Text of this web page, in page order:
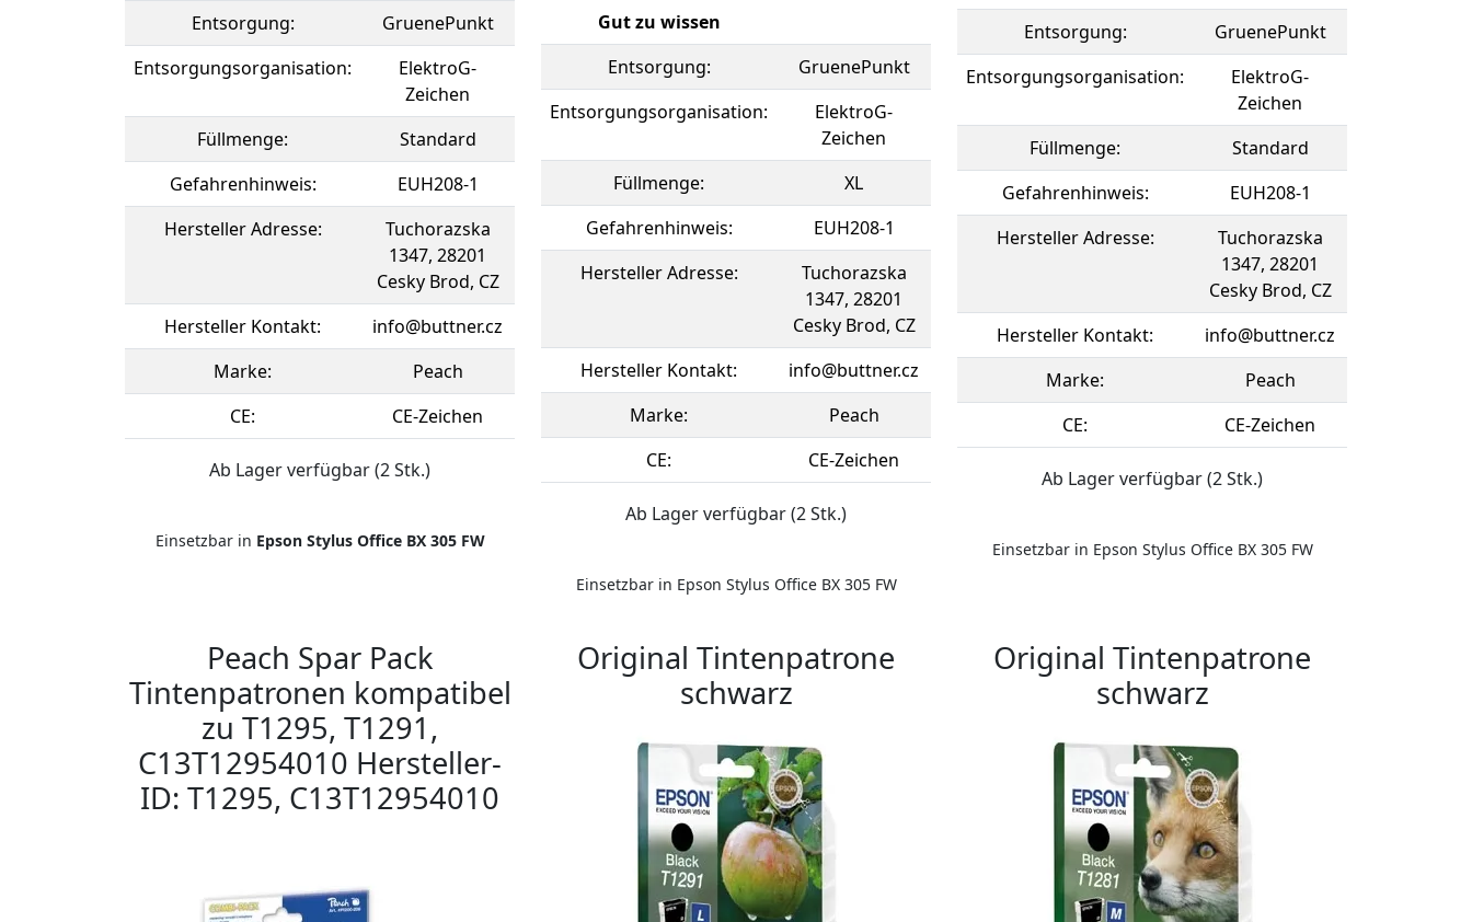
Entsorgung:
GruenePunkt
Entsorgungsorganisation:
ElektroG-
Zeichen
Füllmenge:
Standard
Gefahrenhinweis:
EUH208-1
Hersteller Adresse:
Tuchorazska
1347, 28201
Cesky Brod, CZ
Hersteller Kontakt:
info@buttner.cz
Marke:
Peach
CE:
CE-Zeichen
Ab Lager verfügbar (2 Stk.)
Einsetzbar in Epson Stylus Office BX 305 FW
Gut zu wissen
Entsorgung:
GruenePunkt
Entsorgungsorganisation:
ElektroG-
Zeichen
Füllmenge:
XL
Gefahrenhinweis:
EUH208-1
Hersteller Adresse:
Tuchorazska
1347, 28201
Cesky Brod, CZ
Hersteller Kontakt:
info@buttner.cz
Marke:
Peach
CE:
CE-Zeichen
Ab Lager verfügbar (2 Stk.)
Einsetzbar in Epson Stylus Office BX 305 FW
Entsorgung:
GruenePunkt
Entsorgungsorganisation:
ElektroG-
Zeichen
Füllmenge:
Standard
Gefahrenhinweis:
EUH208-1
Hersteller Adresse:
Tuchorazska
1347, 28201
Cesky Brod, CZ
Hersteller Kontakt:
info@buttner.cz
Marke:
Peach
CE:
CE-Zeichen
Ab Lager verfügbar (2 Stk.)
Einsetzbar in Epson Stylus Office BX 305 FW
Peach Spar Pack
Tintenpatronen kompatibel
zu T1295, T1291,
C13T12954010 Hersteller-
ID: T1295, C13T12954010
Original Tintenpatrone
schwarz
Original Tintenpatrone
schwarz